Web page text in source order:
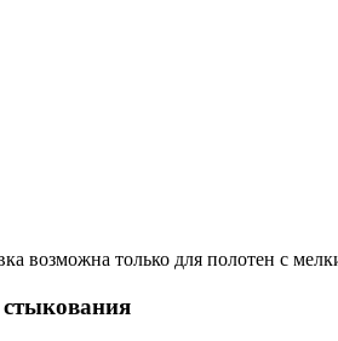
возможна только для полотен с